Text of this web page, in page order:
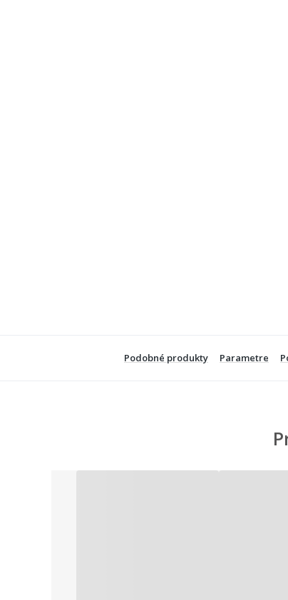
Podobné produkty Parametre